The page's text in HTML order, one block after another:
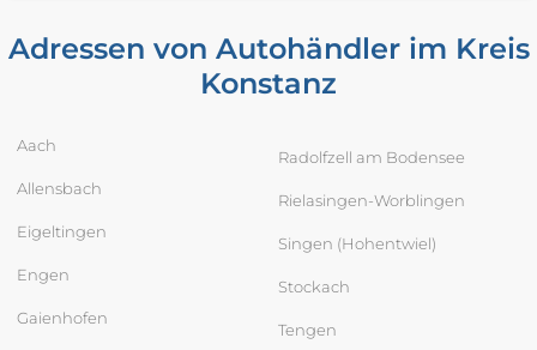
Adressen von Autohändler im Kreis
Konstanz
Aach
Allensbach
Eigeltingen
Engen
Gaienhofen
Radolfzell am Bodensee
Rielasingen-Worblingen
Singen (Hohentwiel)
Stockach
Tengen